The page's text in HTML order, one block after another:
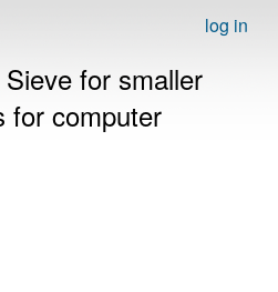
log in
for smaller
for computer